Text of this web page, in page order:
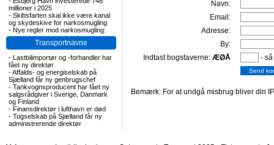
millioner i 2025
- Skibsfarten skal ikke være kanal
og skydeskive for narkosmugling
- Nye regler mod narkosmugling:
Transportnavne
- Lastbilimportør og -forhandler har
fået ny direktør
-Affalds- og energiselskab på
Sjælland får ny genbrugschef
- Tankvognsproducent har fået ny
salgsrådgiver i Sverige, Danmark
og Finland
- Finansdirektør i lufthavn er død
- Togselskab på Sjælland får ny
administrerende direktør
Navn:
Email:
Adresse:
By:
Indtast bogstaverne: ÆØÅ -
Bemærk: For at undgå misbrug bliver din